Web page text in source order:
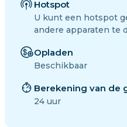
Hotspot
U kunt een hotspot
andere apparaten te
Opladen
Beschikbaar
Berekening van de
24 uur